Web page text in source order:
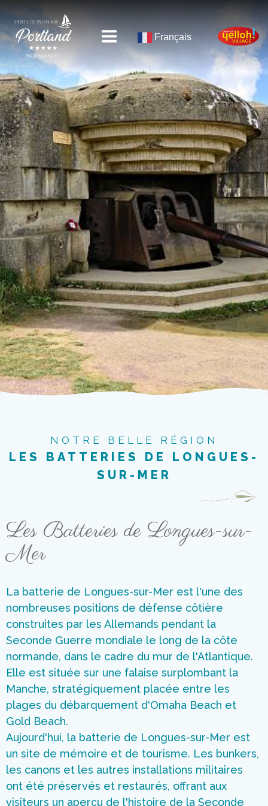
Français
NOTRE BELLE RÉGION
LES BATTERIES DE LONGUES-
SUR-MER
Les Batteries de Longues-sur-
Mer
La batterie de Longues-sur-Mer est l'une des
nombreuses positions de défense côtière
construites par les Allemands pendant la
Seconde Guerre mondiale le long de la côte
normande, dans le cadre du mur de l'Atlantique.
Elle est située sur une falaise surplombant la
Manche, stratégiquement placée entre les
plages du débarquement d'Omaha Beach et
Gold Beach.
Aujourd'hui, la batterie de Longues-sur-Mer est
un site de mémoire et de tourisme. Les bunkers,
les canons et les autres installations militaires
ont été préservés et restaurés, offrant aux
visiteurs un aperçu de l'histoire de la Seconde